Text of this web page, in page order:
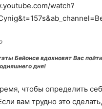
watch?
Бейонсе вдохновят Вас
дня!
чтобы определить
вам трудно это